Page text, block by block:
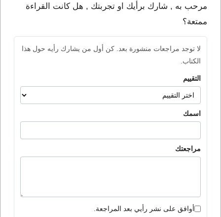
مرحب به , شارك برأيك او تجربتك , هل كانت القراءة
ممتعة؟
لا توجد مراجعات منشورة بعد. كن أول من يشارك رأيه حول هذا
الكتاب.
التقييم
اسمك
مراجعتك
أوافق على نشر رأيي بعد المراجعة.